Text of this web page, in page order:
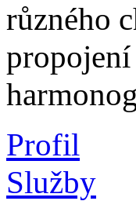
různého
Profil
Služby